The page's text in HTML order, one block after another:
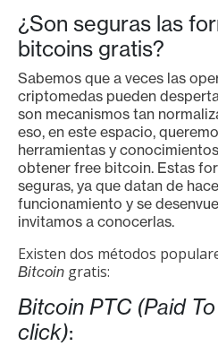
o
i
n
E
t
h
e
r
e
u
m
¿Son seguras las
bitcoins gratis?
Sabemos que a veces las
criptomedas pueden
son mecanismos tan
eso, en este espacio,
herramientas y
obtener free bitcoin. Estas
seguras, ya que datan de
funcionamiento y se
invitamos a conocerlas.
Existen dos métodos
Bitcoin gratis:
Bitcoin PTC (Paid
click):